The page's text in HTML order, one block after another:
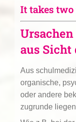
It takes two
aus
Aus
organische,
oder andere
zugrunde